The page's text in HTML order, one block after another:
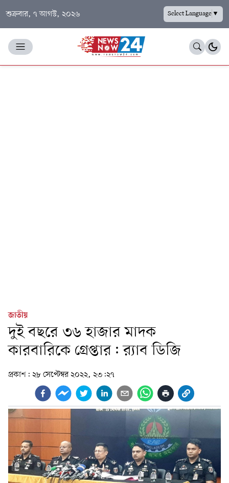
শুক্রবার, ৭ আগস্ট, ২০২৬ Select Language▼
জাতীয়
দুই বছরে ৩৬ হাজার মাদক
কারবারিকে গ্রেপ্তার: র‌্যাব ডিজি
প্রকাশ: ২৮ সেপ্টেম্বর ২০২২, ২৩:২৭